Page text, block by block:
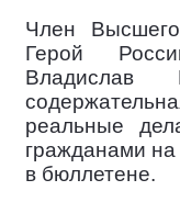
Член
Герой
Владислав
реальные
гражданами на
в бюллетене.